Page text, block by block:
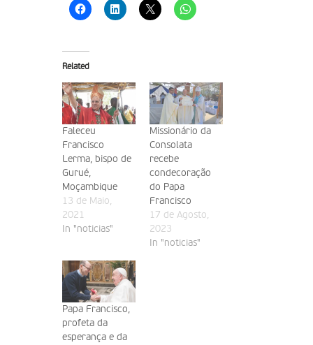
Related
Faleceu
Francisco
Lerma, bispo de
Gurué,
Moçambique
13 de Maio,
2021
In "noticias"
Missionário da
Consolata
recebe
condecoração
do Papa
Francisco
17 de Agosto,
2023
In "noticias"
Papa Francisco,
profeta da
esperança e da